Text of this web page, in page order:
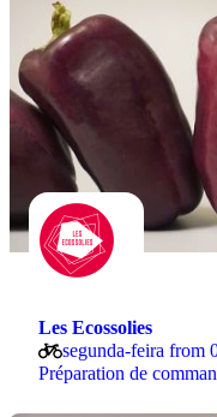
Les Ecossolies
segunda-feira from
Préparation de